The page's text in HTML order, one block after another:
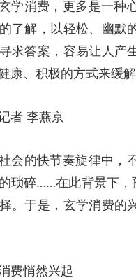
学消费，更多是一种
了解，以轻松、幽默
求答案，容易让人产
康、积极的方式来缓解
者 李燕京
会的快节奏旋律中，
琐碎……在此背景下，
。于是，玄学消费的
费悄然兴起